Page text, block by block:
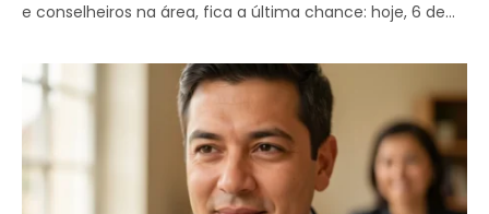
e conselheiros na área, fica a última chance: hoje, 6 de…